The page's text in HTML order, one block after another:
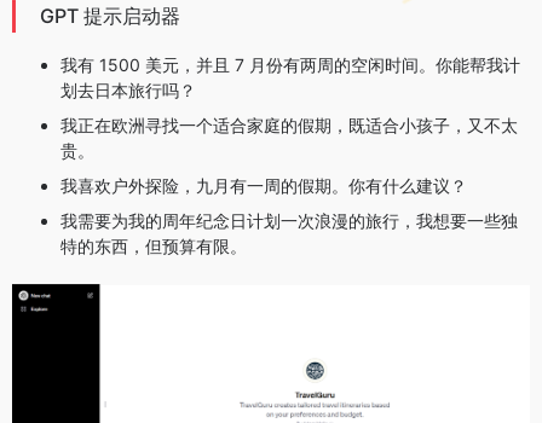
GPT 提示启动器
我有 1500 美元，并且 7 月份有两周的空闲时间。你能帮我计
划去日本旅行吗？
我正在欧洲寻找一个适合家庭的假期，既适合小孩子，又不太
贵。
我喜欢户外探险，九月有一周的假期。你有什么建议？
我需要为我的周年纪念日计划一次浪漫的旅行，我想要一些独
特的东西，但预算有限。